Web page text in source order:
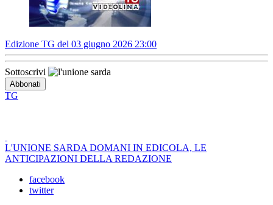
Edizione TG del 03 giugno 2026 23:00
Sottoscrivi
TG
L'UNIONE SARDA DOMANI IN EDICOLA, LE
ANTICIPAZIONI DELLA REDAZIONE
facebook
twitter